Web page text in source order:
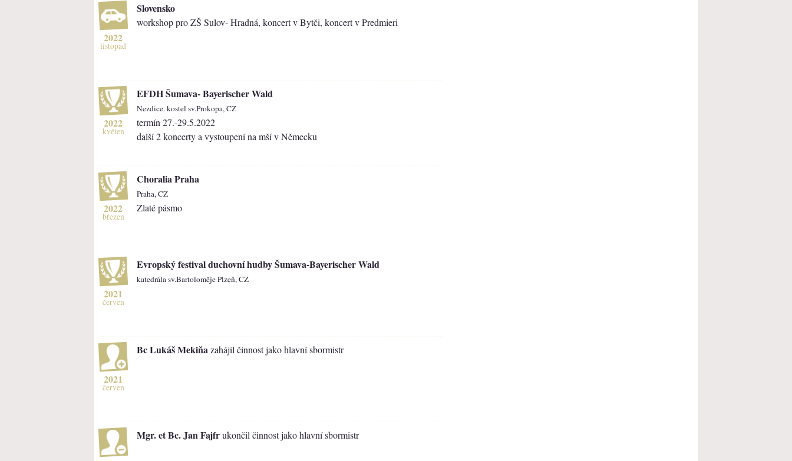
2022
listopad
Slovensko
workshop pro ZŠ Sulov- Hradná, koncert v Bytči, koncert v Predmieri
2022
květen
EFDH Šumava- Bayerischer Wald
Nezdice. kostel sv.Prokopa, CZ
termín 27.-29.5.2022
další 2 koncerty a vystoupení na mší v Německu
2022
březen
Choralia Praha
Praha, CZ
Zlaté pásmo
2021
červen
Evropský festival duchovní hudby Šumava-Bayerischer Wald
katedrála sv.Bartoloměje Plzeň, CZ
2021
červen
Bc Lukáš Mekiňa zahájil činnost jako hlavní sbormistr
Mgr. et Bc. Jan Fajfrukončil činnost jako hlavní sbormistr